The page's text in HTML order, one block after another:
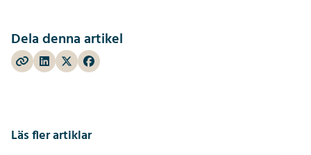
Dela denna artikel
Läs fler artiklar